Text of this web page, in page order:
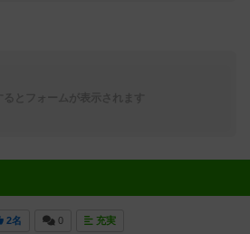
2名 0 充実